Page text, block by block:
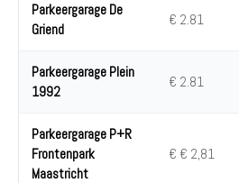
Parkeergarage De
Griend
€ 2.81
Parkeergarage Plein
1992
€ 2.81
Parkeergarage P+R
Frontenpark
Maastricht
€ € 2,81